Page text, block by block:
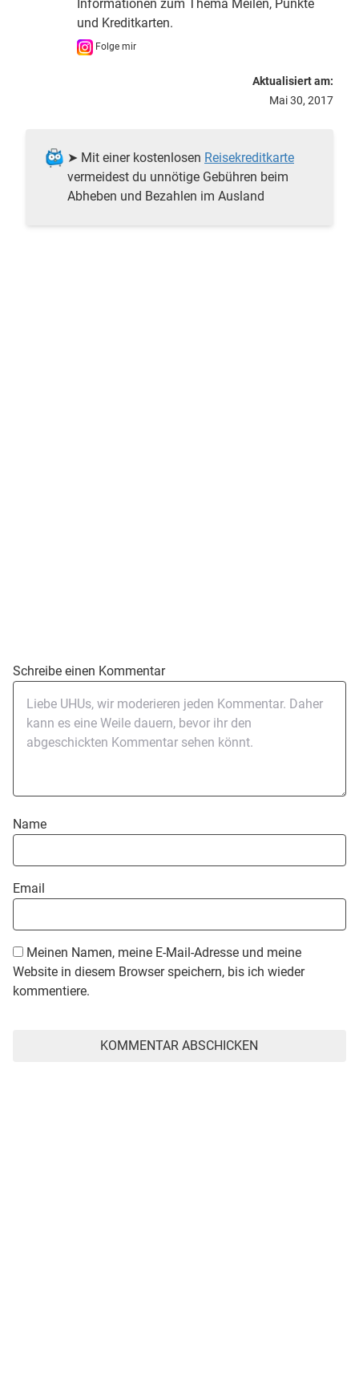
Informationen zum Thema Meilen, Punkte
und Kreditkarten.
Folge mir
Aktualisiert am:
Mai 30, 2017
➤ Mit einer kostenlosen Reisekreditkarte
vermeidest du unnötige Gebühren beim
Abheben und Bezahlen im Ausland
Schreibe einen Kommentar
Name
Email
Meinen Namen, meine E-Mail-Adresse und meine
Website in diesem Browser speichern, bis ich wieder
kommentiere.